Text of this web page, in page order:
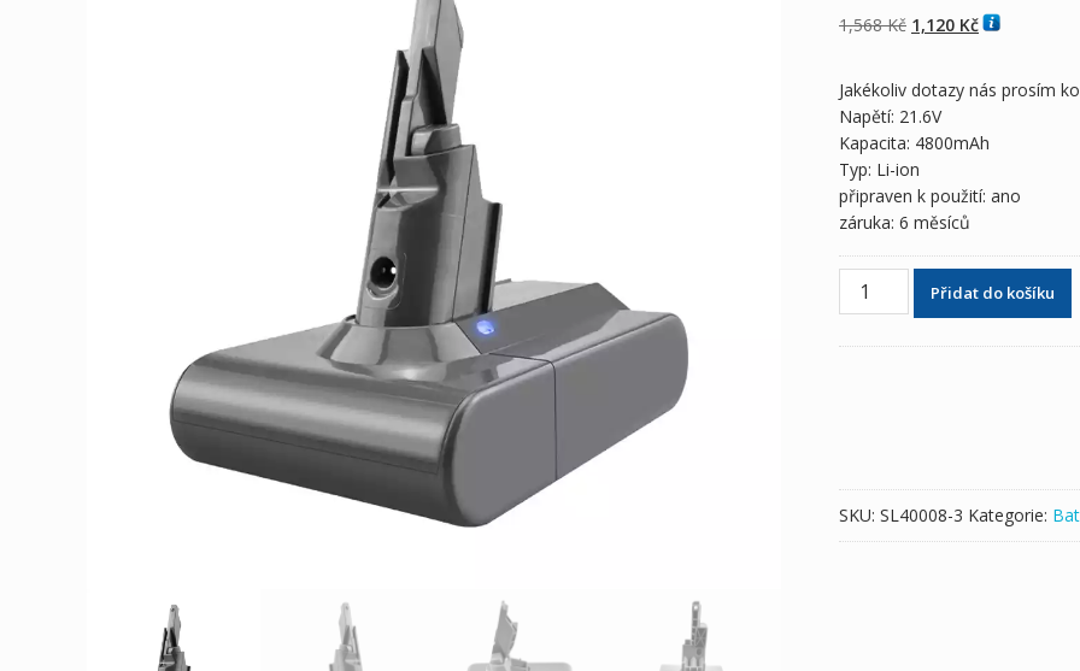
1,568Kč Původní
1,568 Kč
1,120 KčAktuální
1,120 Kč
Jakékoliv dotazy nás prosím
Napětí: 21.6V
Kapacita: 4800mAh
Typ: Li-ion
připraven k použití: ano
záruka: 6 měsíců
Baterie
Car-
Boat,V7
Total
Přidat do košíku
SKU: SL40008-3 Kategorie: